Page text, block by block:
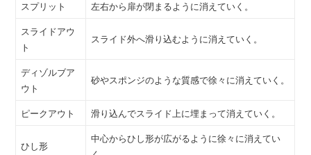
スプリット
左右から扉が閉まるように消えていく。
スライドアウ
ト
スライド外へ滑り込むように消えていく。
ディゾルブア
ウト
砂やスポンジのような質感で徐々に消えていく。
ピークアウト 滑り込んでスライド上に埋まって消えていく。
ひし形
中心からひし形が広がるように徐々に消えてい